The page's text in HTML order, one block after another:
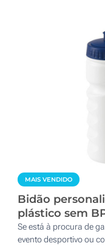
MAIS VENDIDO
Bidão
plástico sem
Se está à procura de
evento desportivo ou